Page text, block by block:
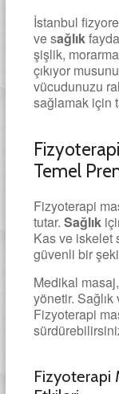
İstanbul
ve sağlık
şişlik,
çıkıyor
vücudunuzu
sağlamak için
Temel
Fizyoterapi
tutar. Sağlık
Kas ve iskelet
güvenli bir
Medikal
yönetir. Sağlık
Fizyoterapi
Fizyoterapi